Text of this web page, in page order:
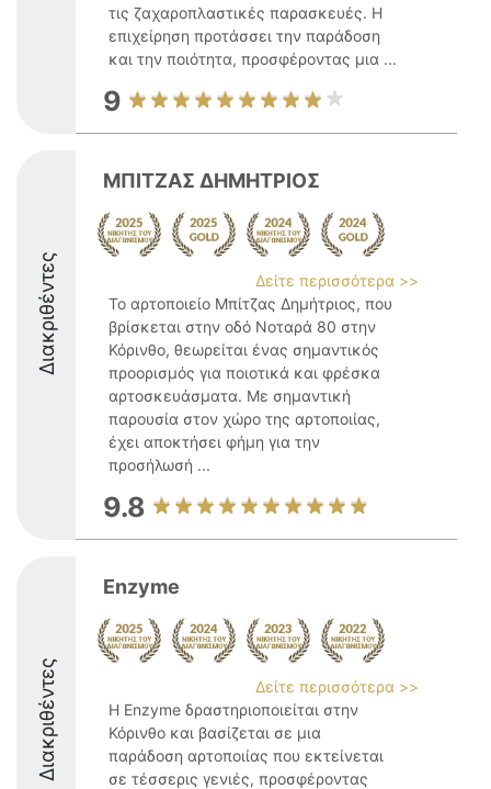
τις ζαχαροπλαστικές παρασκευές. Η
επιχείρηση προτάσσει την παράδοση
και την ποιότητα, προσφέροντας μια ...
9
Διακριθέντες
ΜΠΙΤΖΑΣ ΔΗΜΗΤΡΙΟΣ
Δείτε περισσότερα >>
Το αρτοποιείο Μπίτζας Δημήτριος, που
βρίσκεται στην οδό Νοταρά 80 στην
Κόρινθο, θεωρείται ένας σημαντικός
προορισμός για ποιοτικά και φρέσκα
αρτοσκευάσματα. Με σημαντική
παρουσία στον χώρο της αρτοποιίας,
έχει αποκτήσει φήμη για την
προσήλωσή ...
9.8
Διακριθέντες
Enzyme
Δείτε περισσότερα >>
Η Enzyme δραστηριοποιείται στην
Κόρινθο και βασίζεται σε μια
παράδοση αρτοποιίας που εκτείνεται
σε τέσσερις γενιές, προσφέροντας